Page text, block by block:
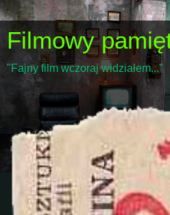
Filmowy
"Fajny film wczoraj widziałem..."